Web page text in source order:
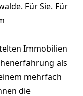
Für Sie. Für
Immobilien
als
mehrfach
die